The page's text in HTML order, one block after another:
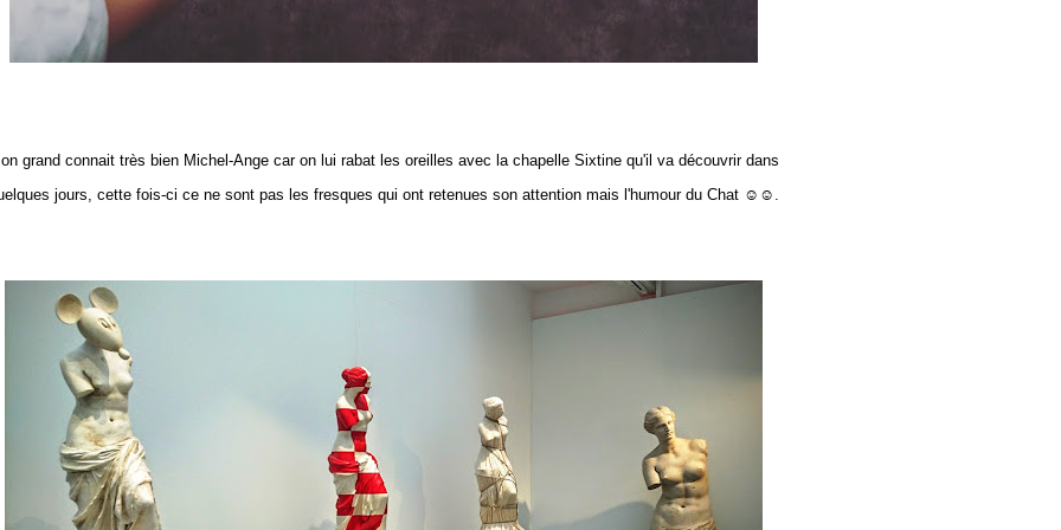
grand connait très bien Michel-Ange car on lui rabat les oreilles avec la chapelle Sixtine qu'il va découvrir dans
jours, cette fois-ci ce ne sont pas les fresques qui ont retenues son attention mais l'humour du Chat ☺☺.